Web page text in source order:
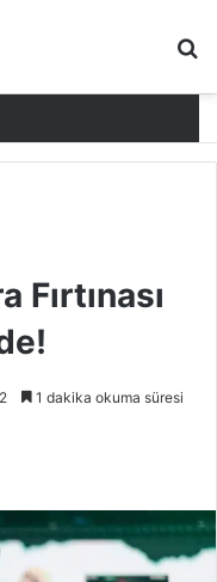
2 1 dakika okuma süresi